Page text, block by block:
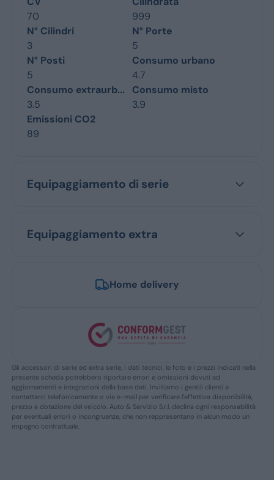
70
999
N° Cilindri
3
N° Porte
5
N° Posti
5
Consumo urbano
4.7
Consumo extraurb...
3.5
Consumo misto
3.9
Emissioni CO2
89
Equipaggiamento di serie
Equipaggiamento extra
Home delivery
Gli accessori di serie ed extra serie, i dati tecnici, le foto e i prezzi indicati nella
presente scheda potrebbero riportare errori e omissioni dovuti ad
aggiornamenti e integrazioni della base dati. Invitiamo i gentili clienti a
contattarci telefonicamente o via e-mail per verificare l’effettiva disponibilità,
prezzo e dotazione del veicolo. Auto & Servizio S.r.l. declina ogni responsabilità
per eventuali errori o incongruenze, che non reppresentano in alcun modo un
impegno contrattuale.